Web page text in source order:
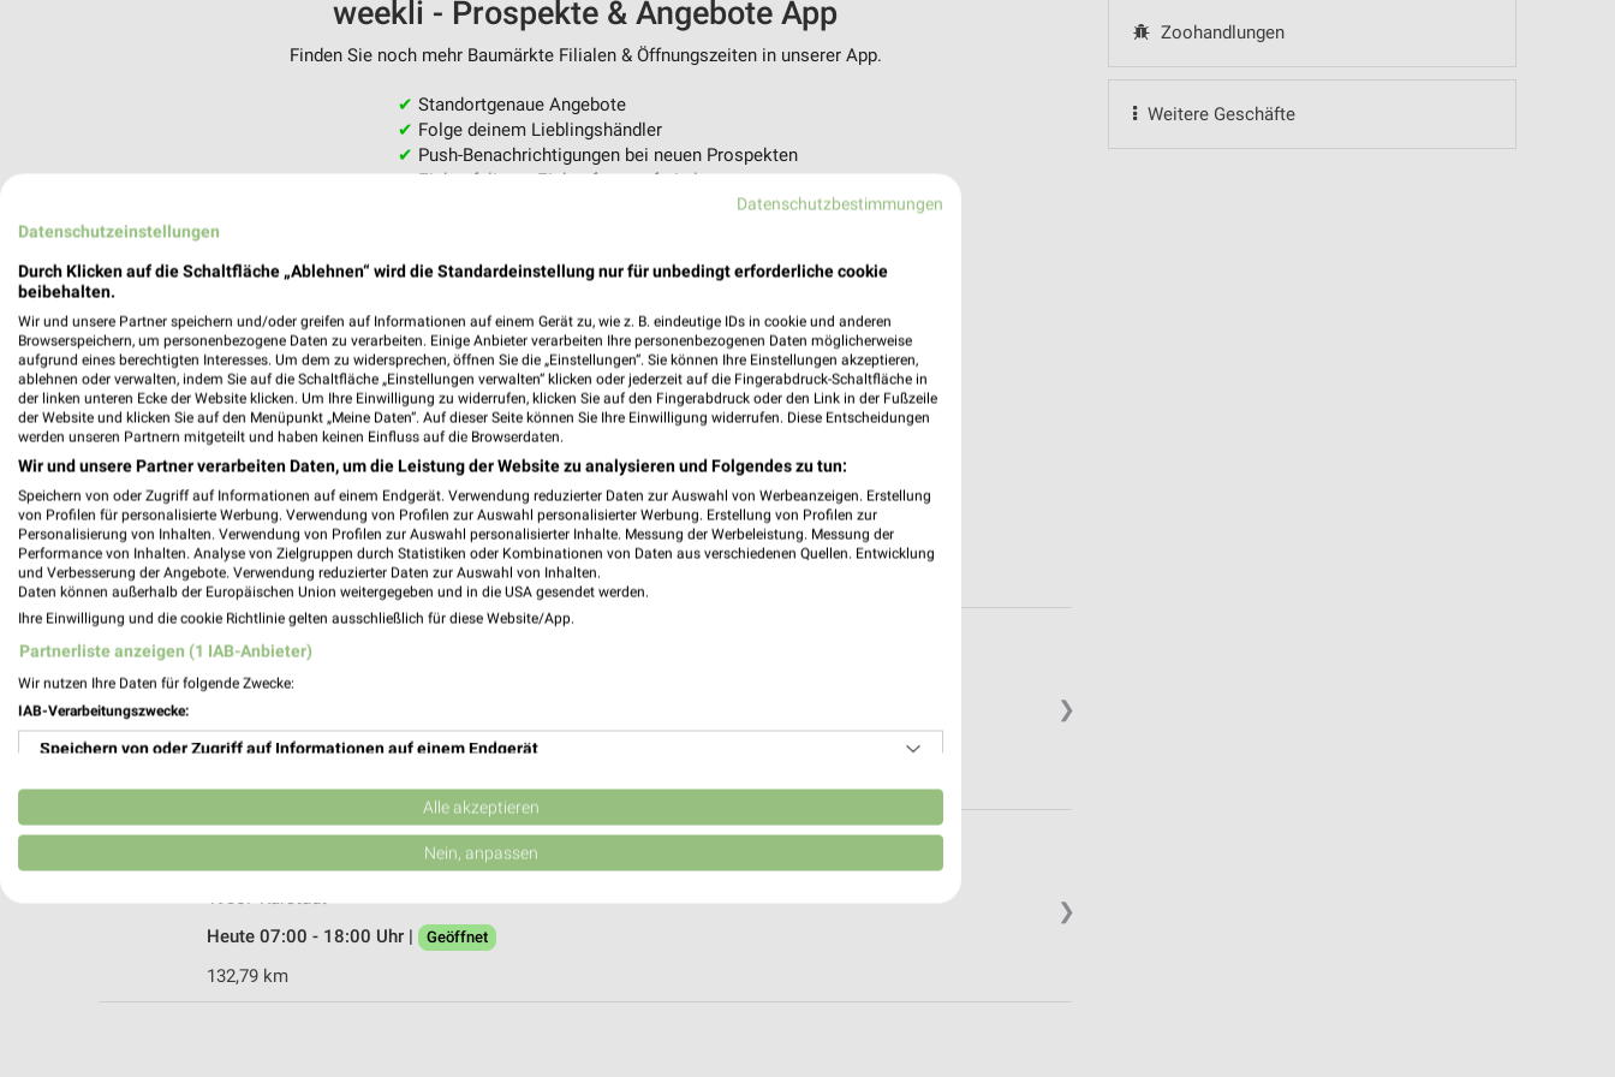
Zoohandlungen
Weitere Geschäfte
weekli - Prospekte & Angebote App
Finden Sie noch mehr Baumärkte Filialen & Öffnungszeiten in unserer App.
✔ Standortgenaue Angebote
✔ Folge deinem Lieblingshändler
✔ Push-Benachrichtigungen bei neuen Prospekten
✔Einkaufsliste - Einkauf stressfrei planen
❯
OBI Lüchow
29439 Lüchow
Heute 09:00 - 19:00 Uhr | Geöffnet
❯
Wurbs Baustoffhandel Karstädt
Mühlenstraße 4
19357 Karstädt
Heute 07:00 - 18:00 Uhr |
Geöffnet
132,79 km
Datenschutzbestimmungen
Datenschutzeinstellungen
Durch Klicken auf die Schaltfläche „Ablehnen“ wird die Standardeinstellung nur für unbedingt erforderliche cookie
beibehalten.
Wir und unsere Partner speichern und/oder greifen auf Informationen auf einem Gerät zu, wie z. B. eindeutige IDs in cookie und anderen
Browserspeichern, um personenbezogene Daten zu verarbeiten. Einige Anbieter verarbeiten Ihre personenbezogenen Daten möglicherweise
aufgrund eines berechtigten Interesses. Um dem zu widersprechen, öffnen Sie die „Einstellungen“. Sie können Ihre Einstellungen akzeptieren,
ablehnen oder verwalten, indem Sie auf die Schaltfläche „Einstellungen verwalten“ klicken oder jederzeit auf die Fingerabdruck-Schaltfläche in
der linken unteren Ecke der Website klicken. Um Ihre Einwilligung zu widerrufen, klicken Sie auf den Fingerabdruck oder den Link in der Fußzeile
der Website und klicken Sie auf den Menüpunkt „Meine Daten“. Auf dieser Seite können Sie Ihre Einwilligung widerrufen. Diese Entscheidungen
werden unseren Partnern mitgeteilt und haben keinen Einfluss auf die Browserdaten.
Wir und unsere Partner verarbeiten Daten, um die Leistung der Website zu analysieren und Folgendes zu tun:
Speichern von oder Zugriff auf Informationen auf einem Endgerät. Verwendung reduzierter Daten zur Auswahl von Werbeanzeigen. Erstellung
von Profilen für personalisierte Werbung. Verwendung von Profilen zur Auswahl personalisierter Werbung. Erstellung von Profilen zur
Personalisierung von Inhalten. Verwendung von Profilen zur Auswahl personalisierter Inhalte. Messung der Werbeleistung. Messung der
Performance von Inhalten. Analyse von Zielgruppen durch Statistiken oder Kombinationen von Daten aus verschiedenen Quellen. Entwicklung
und Verbesserung der Angebote. Verwendung reduzierter Daten zur Auswahl von Inhalten.
Daten können außerhalb der Europäischen Union weitergegeben und in die USA gesendet werden.
Ihre Einwilligung und die cookie Richtlinie gelten ausschließlich für diese Website/App.
Partnerliste anzeigen (1 IAB-Anbieter)
Wir nutzen Ihre Daten für folgende Zwecke:
IAB-Verarbeitungszwecke:
Speichern von oder Zugriff auf Informationen auf einem Endgerät
Verwendung reduzierter Daten zur Auswahl von Werbeanzeigen
Erstellung von Profilen für personalisierte Werbung
Erstellung von Profilen zur Personalisierung von Inhalten
Alle akzeptieren
Nein, anpassen